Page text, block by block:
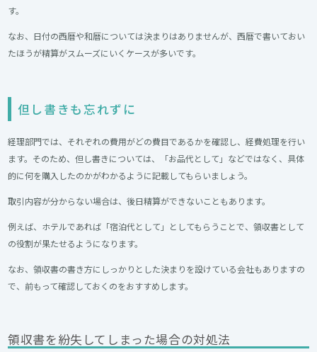
す。
なお、日付の西暦や和暦については決まりはありませんが、西暦で書いておい
たほうが精算がスムーズにいくケースが多いです。
但し書きも忘れずに
経理部門では、それぞれの費用がどの費目であるかを確認し、経費処理を行い
ます。そのため、但し書きについては、「お品代として」などではなく、具体
的に何を購入したのかがわかるように記載してもらいましょう。
取引内容が分からない場合は、後日精算ができないこともあります。
例えば、ホテルであれば「宿泊代として」としてもらうことで、領収書として
の役割が果たせるようになります。
なお、領収書の書き方にしっかりとした決まりを設けている会社もありますの
で、前もって確認しておくのをおすすめします。
領収書を紛失してしまった場合の対処法